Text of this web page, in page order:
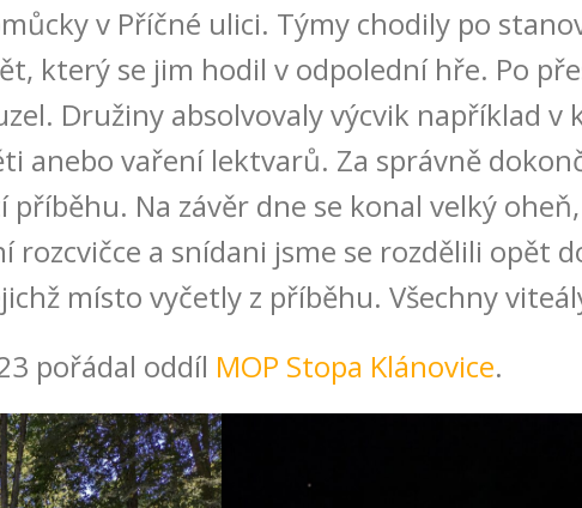
v Příčné ulici. Týmy chodily po
který se jim hodil v odpolední hře. Po
Družiny absolvovaly výcvik například
anebo vaření lektvarů. Za správně
příběhu. Na závěr dne se konal velký
rozcvičce a snídani jsme se rozdělili opět
místo vyčetly z příběhu. Všechny
pořádal oddíl MOP Stopa Klánovice.